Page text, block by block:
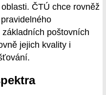
ČTÚ chce rovněž
poštovních
jejich kvality i